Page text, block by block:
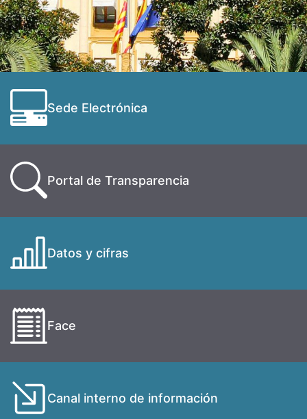
Sede Electrónica
Portal de Transparencia
Datos y cifras
Face
Canal interno de información